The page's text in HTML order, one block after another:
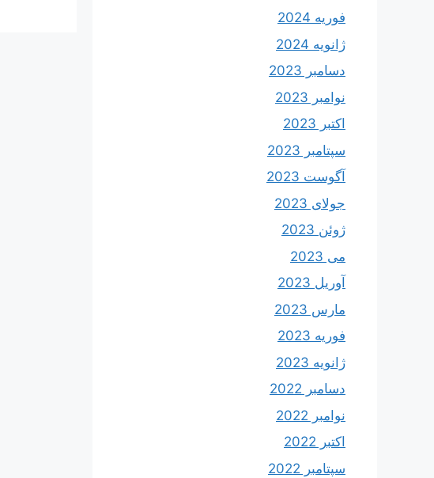
فوریه 2024
ژانویه 2024
دسامبر 2023
نوامبر 2023
اکتبر 2023
سپتامبر 2023
آگوست 2023
جولای 2023
ژوئن 2023
می 2023
آوریل 2023
مارس 2023
فوریه 2023
ژانویه 2023
دسامبر 2022
نوامبر 2022
اکتبر 2022
سپتامبر 2022